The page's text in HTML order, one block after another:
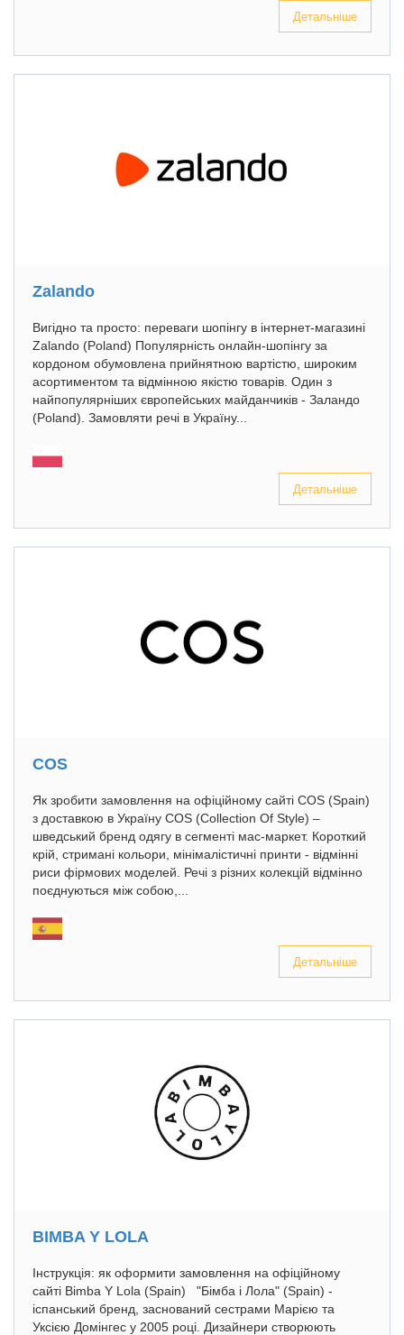
Детальніше
Zalando
Вигідно та просто: переваги шопінгу в інтернет-магазині
Zalando (Poland) Популярність онлайн-шопінгу за
кордоном обумовлена прийнятною вартістю, широким
асортиментом та відмінною якістю товарів. Один з
найпопулярніших європейських майданчиків - Заландо
(Poland). Замовляти речі в Україну...
Детальніше
COS
Як зробити замовлення на офіційному сайті COS (Spain)
з доставкою в Україну COS (Collection Of Style) –
шведський бренд одягу в сегменті мас-маркет. Короткий
крій, стримані кольори, мінімалістичні принти - відмінні
риси фірмових моделей. Речі з різних колекцій відмінно
поєднуються між собою,...
Детальніше
BIMBA Y LOLA
Інструкція: як оформити замовлення на офіційному
сайті Bimba Y Lola (Spain) "Бімба і Лола" (Spain) -
іспанський бренд, заснований сестрами Марією та
Уксією Домінгес у 2005 році. Дизайнери створюють